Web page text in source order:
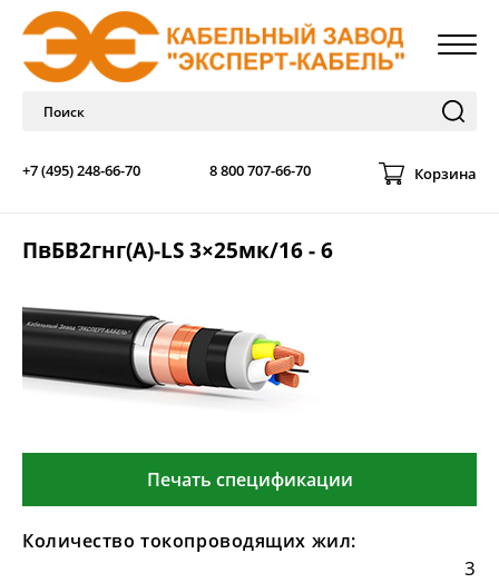
+7 (495) 248-66-70 8 800 707-66-70 Корзина
ПвБВ2гнг(А)-LS 3×25мк/16 - 6
Печать спецификации
Количество токопроводящих жил:
3